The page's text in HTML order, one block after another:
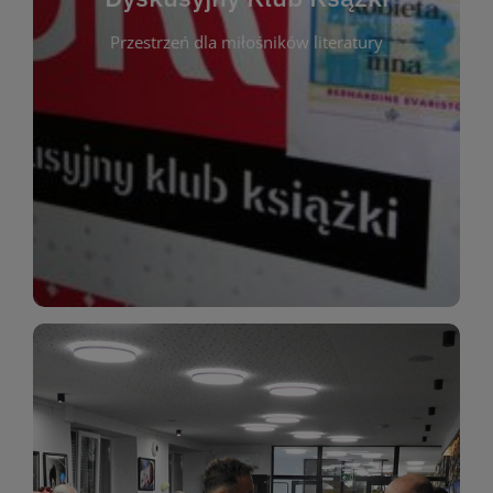
Przestrzeń dla miłośników literatury
Dyskusyjny Klub Ksążki
Dyskusyjny Klub Książki to przestrzeń dla
miłośników literatury, którzy lubią dzielić się
opiniami i emocjami po lekturze. Spotykamy się
regularnie, by rozmawiać o wybranych tytułach z
różnych gatunków literackich. Każde spotkanie to
okazja do inspirującej dyskusji, wymiany
miłośników estetycznych doznań!
WIĘCEJ